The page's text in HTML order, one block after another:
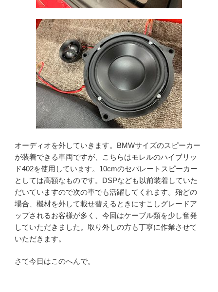
オーディオを外していきます。BMWサイズのスピーカー
が装着できる車両ですが、こちらはモレルのハイブリッ
ド402を使用しています。10cmのセパレートスピーカー
としては高額なものです。DSPなども以前装着していた
だいていますので次の車でも活躍してくれます。殆どの
場合、機材を外して載せ替えるときにすこしグレードア
ップされるお客様が多く、今回はケーブル類を少し奮発
していただきました。取り外しの方も丁寧に作業させて
いただきます。
さて今日はこのへんで。